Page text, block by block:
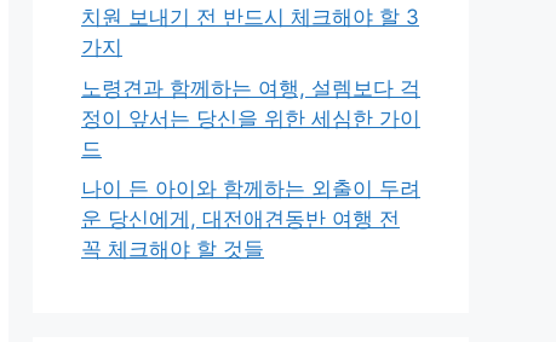
치원 보내기 전 반드시 체크해야 할 3
가지
노령견과 함께하는 여행, 설렘보다 걱
정이 앞서는 당신을 위한 세심한 가이
드
나이 든 아이와 함께하는 외출이 두려
운 당신에게, 대전애견동반 여행 전
꼭 체크해야 할 것들